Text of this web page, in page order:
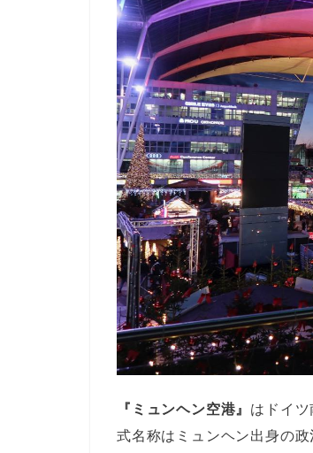
『ミュンヘン空港』 はドイ
式名称はミュンヘン出身の